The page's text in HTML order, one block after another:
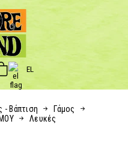
EL
- Βάπτιση
Γάμος
Λευκές